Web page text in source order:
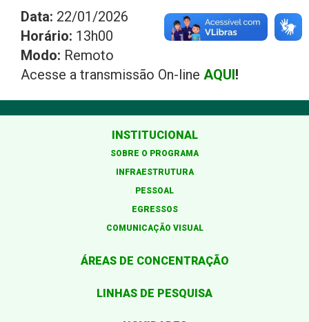
Data: 22/01/2026
Horário: 13h00
Modo: Remoto
Acesse a transmissão On-line AQUI!
INSTITUCIONAL
SOBRE O PROGRAMA
INFRAESTRUTURA
PESSOAL
EGRESSOS
COMUNICAÇÃO VISUAL
ÁREAS DE CONCENTRAÇÃO
LINHAS DE PESQUISA